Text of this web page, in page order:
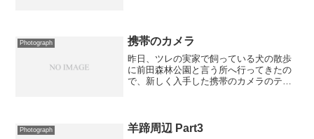
ご覧のような写真に仕...
Photograph 携帯のカメラ
昨日、ツレの実家で飼っている犬の散歩
に前田森林公園と言う所へ行ってきたの
で、新しく入手した携帯のカメラのテス
に撮れそうなのですが...
Photograph 羊蹄周辺 Part3